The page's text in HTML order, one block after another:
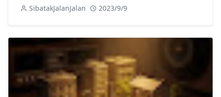
SibatakJalanJalan 2023/9/9